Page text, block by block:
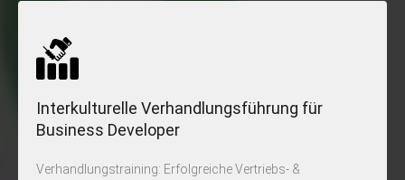
Interkulturelle Verhandlungsführung für
Business Developer
Verhandlungstraining: Erfolgreiche Vertriebs- &